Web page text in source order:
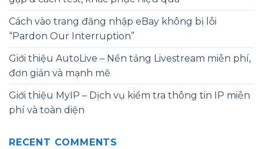
Cách vào trang đăng nhập eBay không bị lỗi
“Pardon Our Interruption”
Giới thiệu AutoLive – Nền tảng Livestream miễn phí,
đơn giản và mạnh mẽ
Giới thiệu MyIP – Dịch vụ kiểm tra thông tin IP miễn
phí và toàn diện
RECENT COMMENTS